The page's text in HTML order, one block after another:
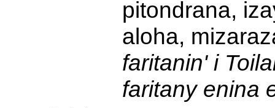
pitondrana,
aloha,
faritanin' i
faritany enina